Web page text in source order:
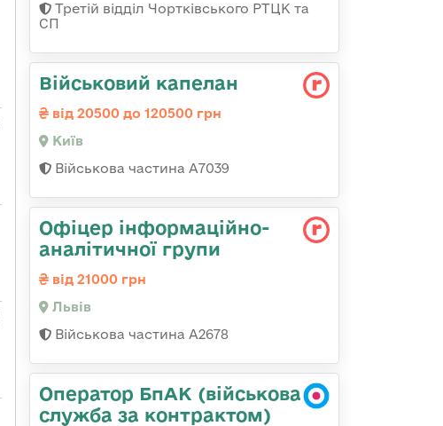
Третій відділ Чортківського РТЦК та
СП
Військовий капелан
від 20500 до 120500 грн
Київ
Військова частина А7039
Офіцер інформаційно-
аналітичної групи
від 21000 грн
Львів
Військова частина А2678
Оператор БпАК (військова
служба за контрактом)